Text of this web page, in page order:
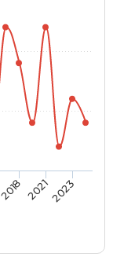
2018 20212023